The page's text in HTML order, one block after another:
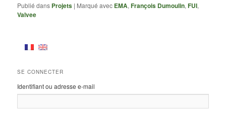
Publié dans Projets | Marqué avec EMA,François Dumoulin,FUI,
Valvee
SE CONNECTER
Identifiant ou adresse e-mail